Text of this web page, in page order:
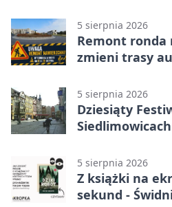
5 sierpnia 2026
Remont ronda
zmieni trasy
5 sierpnia 2026
Dziesiąty
5 sierpnia 2026
Z książki na
sekund -